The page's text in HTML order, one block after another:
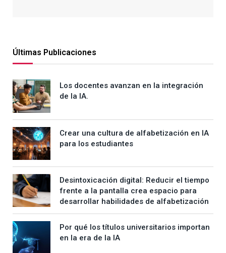
Últimas Publicaciones
Los docentes avanzan en la integración
de la IA.
Crear una cultura de alfabetización en IA
para los estudiantes
Desintoxicación digital: Reducir el tiempo
frente a la pantalla crea espacio para
desarrollar habilidades de alfabetización
Por qué los títulos universitarios importan
en la era de la IA